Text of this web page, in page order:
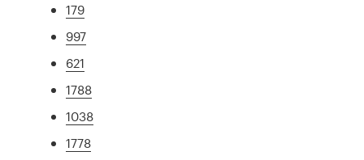
179
997
621
1788
1038
1778